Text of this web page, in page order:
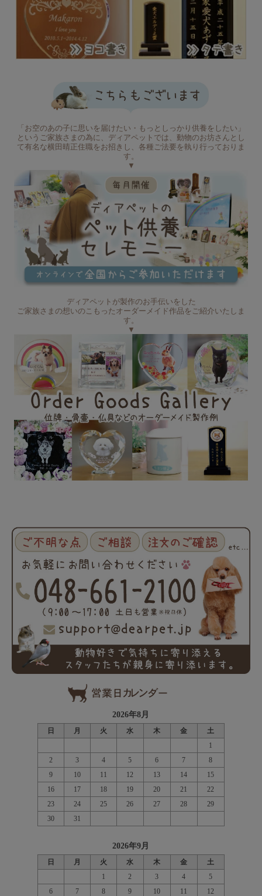
「お空のあの子に思いを届けたい・もっとしっかり供養をしたい」
というご家族さまの為に、ディアペットでは、動物のお坊さんとし
て有名な横田晴正住職をお招きし、各種ご法要を執り行っておりま
す。
▼
ディアペットが製作のお手伝いをした
ご家族さまの想いのこもったオーダーメイド作品をご紹介いたしま
す。
▼